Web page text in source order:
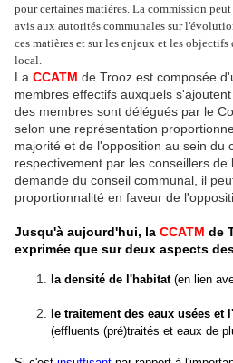
pour certaines matières. La commission
avis aux autorités communales sur
ces matières et sur les enjeux et les
local.
La CCATM de Trooz est composée
membres effectifs auxquels
des membres sont délégués par le
selon une représentation
majorité et de l'opposition au sein du
respectivement par les conseillers de
demande du conseil communal, il
proportionnalité en faveur de
Jusqu'à aujourd'hui, la CCATM de
exprimée que sur deux aspects
la densité de l'habitat (en lien
le traitement des eaux usées et
(effluents (pré)traités et eaux de